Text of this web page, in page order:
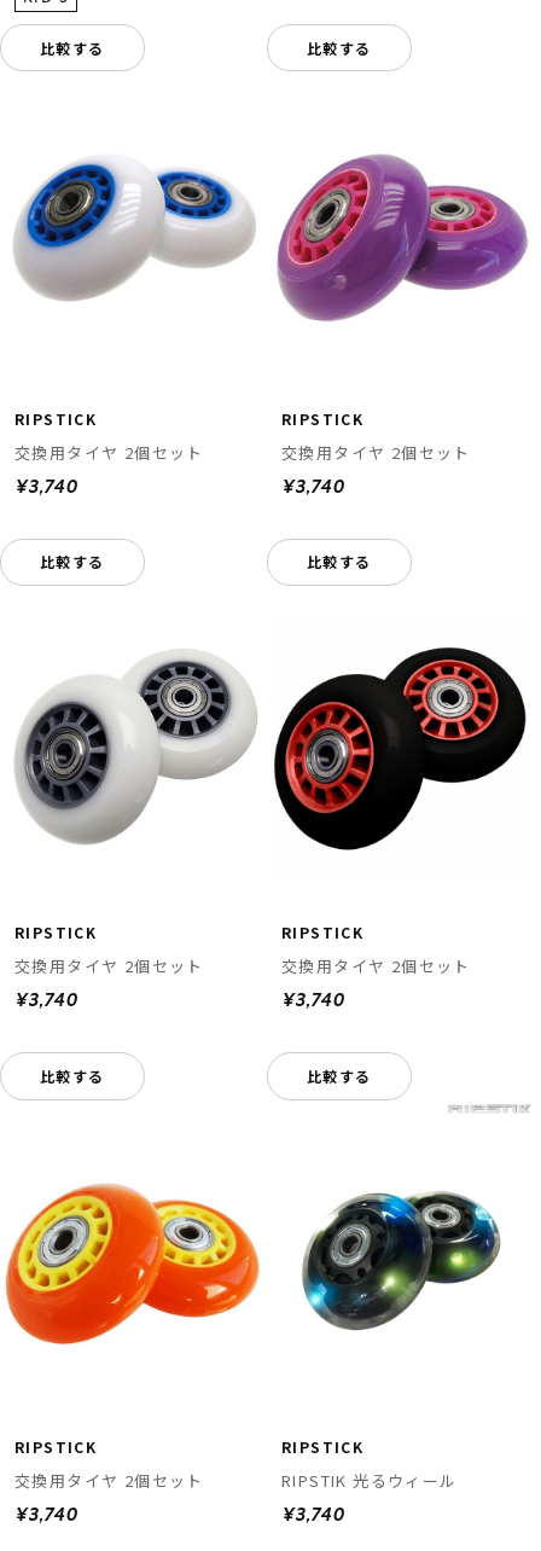
比較する 比較する
RIPSTICK
交換用タイヤ 2個セット
¥3,740
比較する
RIPSTICK
交換用タイヤ 2個セット
¥3,740
比較する
RIPSTICK
交換用タイヤ 2個セット
¥3,740
比較する
RIPSTICK
交換用タイヤ 2個セット
¥3,740
比較する
RIPSTICK
交換用タイヤ 2個セット
¥3,740
RIPSTICK
RIPSTIK 光るウィール
¥3,740